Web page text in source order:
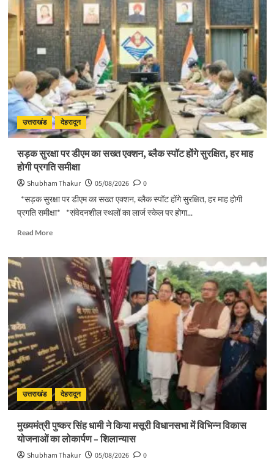
उत्तराखंड देहरादून
सड़क सुरक्षा पर डीएम का सख्त एक्शन, ब्लैक स्पॉट होंगे सुरक्षित, हर माह
होगी प्रगति समीक्षा
Shubham Thakur 05/08/2026
0
*सड़क सुरक्षा पर डीएम का सख्त एक्शन, ब्लैक स्पॉट होंगे सुरक्षित, हर माह होगी
प्रगति समीक्षा* *संवेदनशील स्थलों का लार्ज स्केल पर होगा...
Read MoreRead
सड़क
सुरक्षा
पर
डीएम
का
सख्त
एक्शन,
ब्लैक
स्पॉट
होंगे
सुरक्षित,
हर
माह
प्रगति
समीक्षा
उत्तराखंड देहरादून
मुख्यमंत्री पुष्कर सिंह धामी ने किया मसूरी विधानसभा में विभिन्न विकास
योजनाओं का लोकार्पण – शिलान्यास
Shubham Thakur 05/08/2026
0